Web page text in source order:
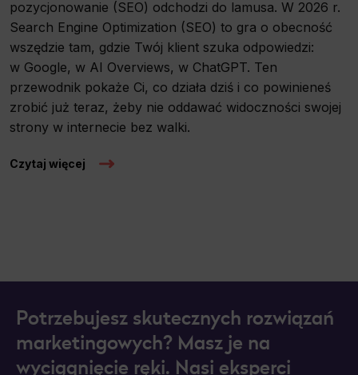
pozycjonowanie (SEO) odchodzi do lamusa. W 2026 r.
Search Engine Optimization (SEO) to gra o obecność
wszędzie tam, gdzie Twój klient szuka odpowiedzi:
w Google, w AI Overviews, w ChatGPT. Ten
przewodnik pokaże Ci, co działa dziś i co powinieneś
zrobić już teraz, żeby nie oddawać widoczności swojej
strony w internecie bez walki.
Czytaj więcej
Potrzebujesz skutecznych rozwiązań
marketingowych? Masz je na
wyciągnięcie ręki. Nasi eksperci